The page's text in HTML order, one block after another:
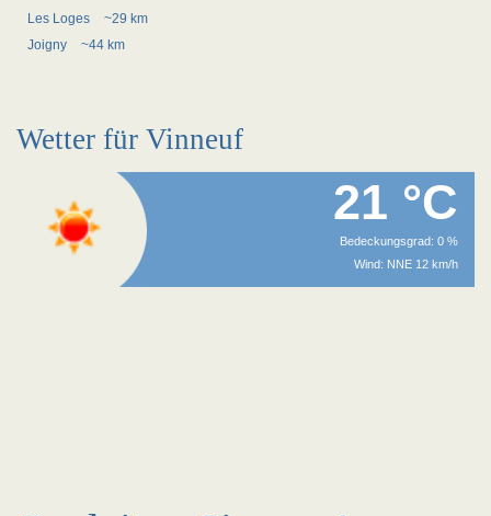
Les Loges
~29 km
Joigny
~44 km
Wetter für Vinneuf
21 °C
Bedeckungsgrad: 0 %
Wind: NNE 12 km/h